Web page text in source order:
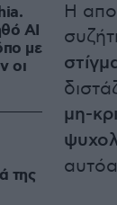
Η
μη-
AI
με
οι
της